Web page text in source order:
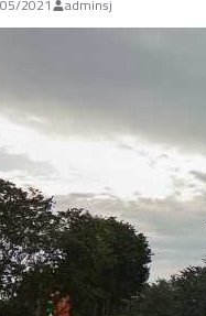
2021 adminsj